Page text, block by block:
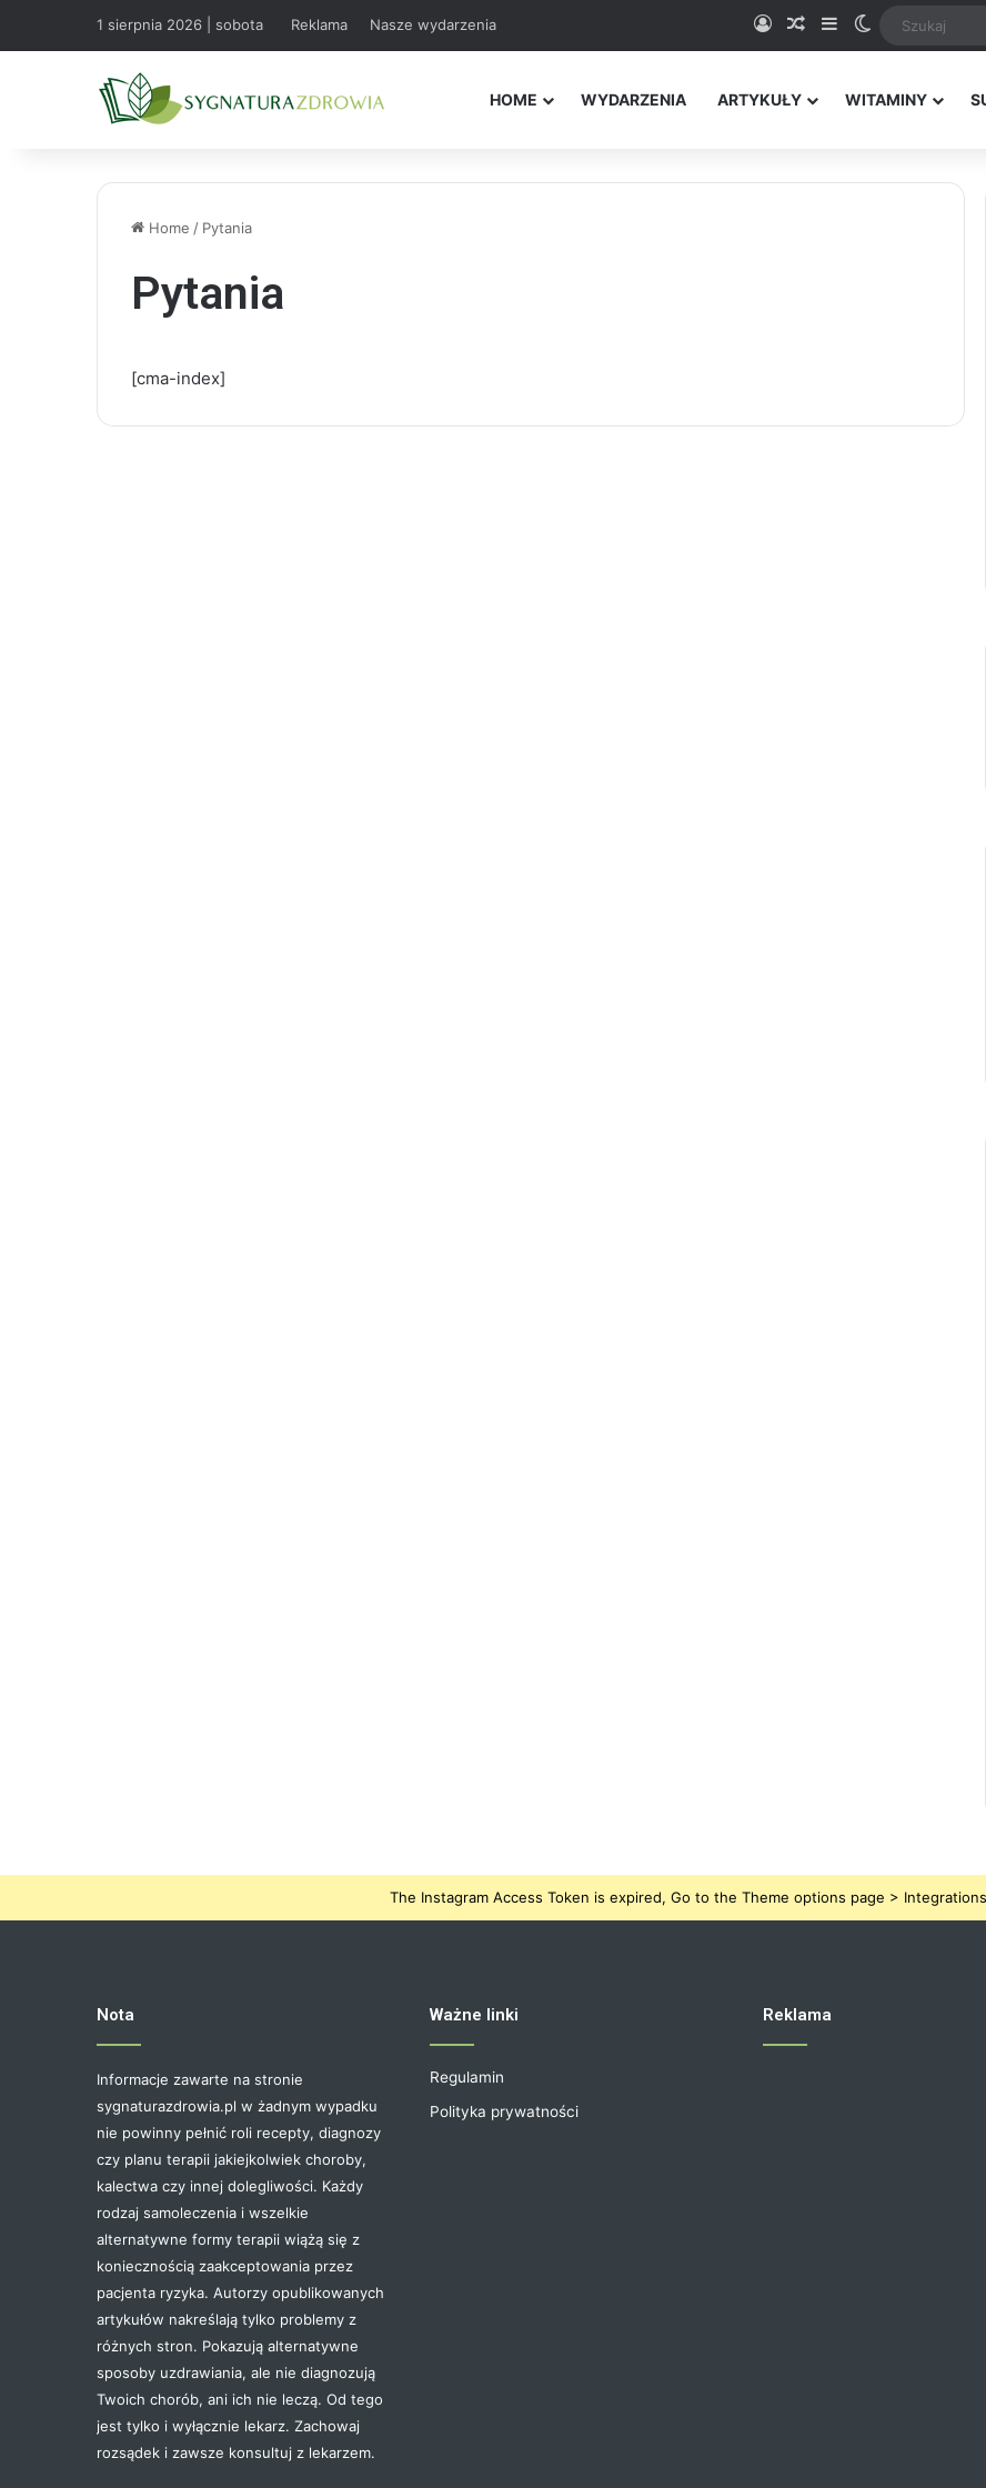
1 sierpnia 2026 | sobota Reklama Nasze wydarzenia Logowanie
Random Article
SidebarSwitch skin
HOME WYDARZENIA ARTYKUŁY WITAMINY
Home / Pytania
Pytania
[cma-index]
The Instagram Access Token is expired, Go to the Theme options page >
Nota
Informacje zawarte na stronie
sygnaturazdrowia.pl w żadnym wypadku
nie powinny pełnić roli recepty, diagnozy
czy planu terapii jakiejkolwiek choroby,
kalectwa czy innej dolegliwości. Każdy
rodzaj samoleczenia i wszelkie
alternatywne formy terapii wiążą się z
koniecznością zaakceptowania przez
pacjenta ryzyka. Autorzy opublikowanych
artykułów nakreślają tylko problemy z
różnych stron. Pokazują alternatywne
sposoby uzdrawiania, ale nie diagnozują
Twoich chorób, ani ich nie leczą. Od tego
jest tylko i wyłącznie lekarz. Zachowaj
rozsądek i zawsze konsultuj z lekarzem.
Ważne linki
Regulamin
Polityka prywatności
Reklama